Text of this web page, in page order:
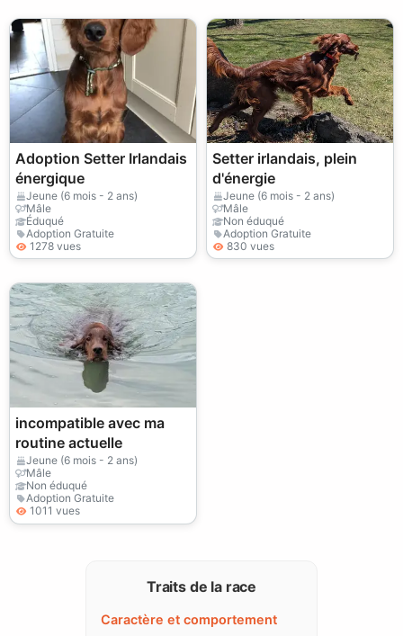
Adoption Setter Irlandais
énergique
Jeune (6 mois - 2 ans)
Mâle
Éduqué
Adoption Gratuite
1278 vues
Setter irlandais, plein
d'énergie
Jeune (6 mois - 2 ans)
Mâle
Non éduqué
Adoption Gratuite
830 vues
incompatible avec ma
routine actuelle
Jeune (6 mois - 2 ans)
Mâle
Non éduqué
Adoption Gratuite
1011 vues
Traits de la race
Caractère et comportement